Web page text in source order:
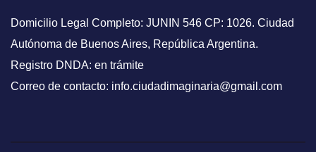
Domicilio Legal Completo: JUNIN 546 CP: 1026. Ciudad
Autónoma de Buenos Aires, República Argentina.
Registro DNDA: en trámite
Correo de contacto: info.ciudadimaginaria@gmail.com